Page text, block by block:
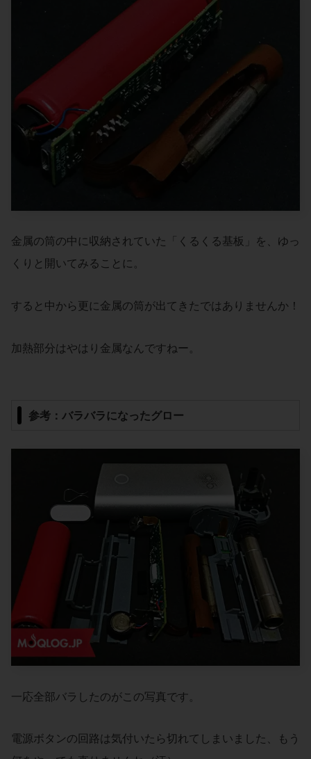
金属の筒の中に収納されていた「くるくる基板」を、ゆっ
くりと開いてみることに。
すると中から更に金属の筒が出てきたではありませんか！
加熱部分はやはり金属なんですねー。
参考：バラバラになったグロー
一応全部バラしたのがこの写真です。
電源ボタンの回路は気付いたら切れてしまいました、もう